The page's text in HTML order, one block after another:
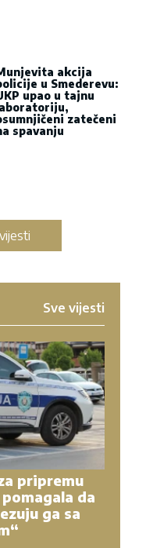
akcija
u Smederevu:
upao u tajnu
laboratoriju,
zatečeni
spavanju
Sve vijesti
pripremu
da
ga sa